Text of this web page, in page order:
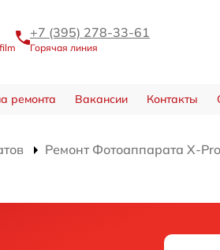
+7 (395) 278-33-61
Горячая линия
ремонта Вакансии Контакты
Ремонт Фотоаппарата X-